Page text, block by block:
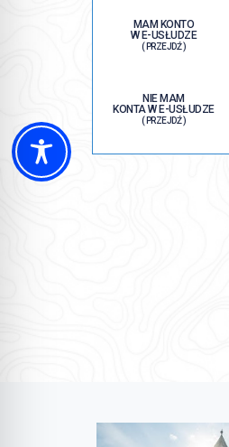
MAM KONTO
W E-USŁUDZE
( PRZEJDŹ )
NIE MAM
KONTA W E-USŁUDZE
( PRZEJDŹ )